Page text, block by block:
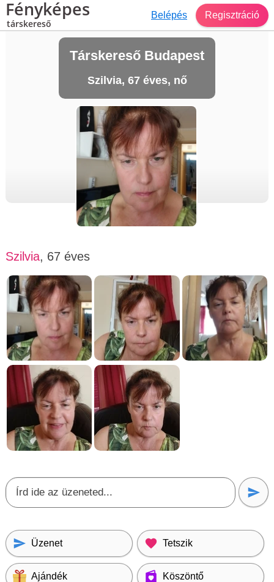
Fényképes
társkereső
Belépés Regisztráció
Társkereső Budapest
Szilvia, 67 éves, nő
Szilvia, 67 éves
Üzenet Tetszik
Ajándék Köszöntő